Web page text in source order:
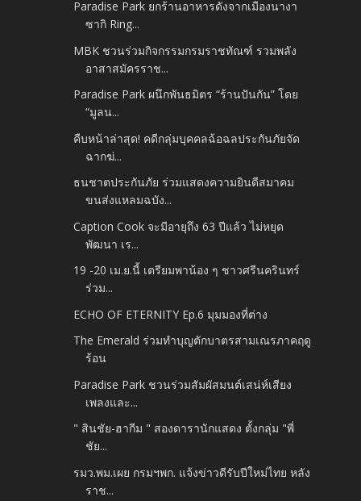
Paradise Park ยกร้านอาหารดังจากเมืองนางา
ซากิ Ring...
MBK ชวนร่วมกิจกรรมกรมราชทัณฑ์ รวมพลัง
อาสาสมัครราช...
Paradise Park ผนึกพันธมิตร “ร้านปันกัน” โดย
“มูลน...
คืบหน้าล่าสุด! คดีกลุ่มบุคคลฉ้อฉลประกันภัยจัด
ฉากฆ่...
ธนชาตประกันภัย ร่วมแสดงความยินดีสมาคม
ขนส่งแหลมฉบัง...
Caption Cook จะมีอายุถึง 63 ปีแล้ว ไม่หยุด
พัฒนา เร...
19 -20 เม.ย.นี้ เตรียมพาน้อง ๆ ชาวศรีนครินทร์
ร่วม...
ECHO OF ETERNITY Ep.6 มุมมองที่ต่าง
The Emerald ร่วมทำบุญตักบาตรสามเณรภาคฤดู
ร้อน
Paradise Park ชวนร่วมสัมผัสมนต์เสน่ห์เสียง
เพลงและ...
" สินชัย-ฮากีม " สองดารานักแสดง ตั้งกลุ่ม "พี่
ชัย...
รมว.พม.เผย กรมฯพก. แจ้งข่าวดีรับปีใหม่ไทย หลัง
ราช...